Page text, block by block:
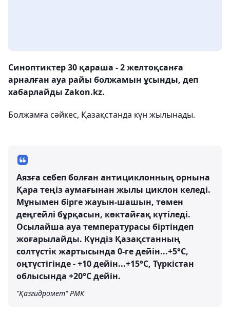
Синоптиктер 30 қараша - 2 желтоқсанға
арналған ауа райы болжамын ұсынды, деп
хабарлайды Zakon.kz.
Болжамға сәйкес, Қазақстанда күн жылынады.
Аязға себеп болған антициклонның орнына
Қара теңіз аумағынан жылы циклон келеді.
Мұнымен бірге жауын-шашын, төмен
деңгейлі бұрқасын, көктайғақ күтіледі.
Осылайша ауа температурасы біртіндеп
жоғарылайды. Күндіз Қазақстанның
солтүстік жартысында 0-ге дейін...+5°C,
оңтүстігінде - +10 дейін...+15°C, Түркістан
облысында +20°C дейін.
"Қазгидромет" РМК